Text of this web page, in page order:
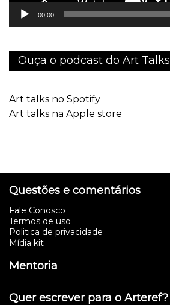
00:00
Ouça o podcast do Art Talks
Art talks no Spotify
Art talks na Apple store
Questões e comentários
Fale Conosco
Termos de uso
Politica de privacidade
Mídia kit
Mentoria
Quer escrever para o Arteref?